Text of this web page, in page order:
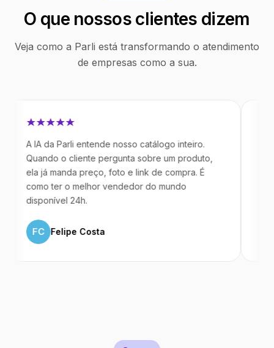
O que nossos clientes dizem
Veja como a Parli está transformando o atendimento
de empresas como a sua.
IA da Parli entende nosso catálogo inteiro.
o cliente pergunta sobre um produto,
já manda preço, foto e link de compra. É
ter o melhor vendedor do mundo
24h.
Felipe Costa